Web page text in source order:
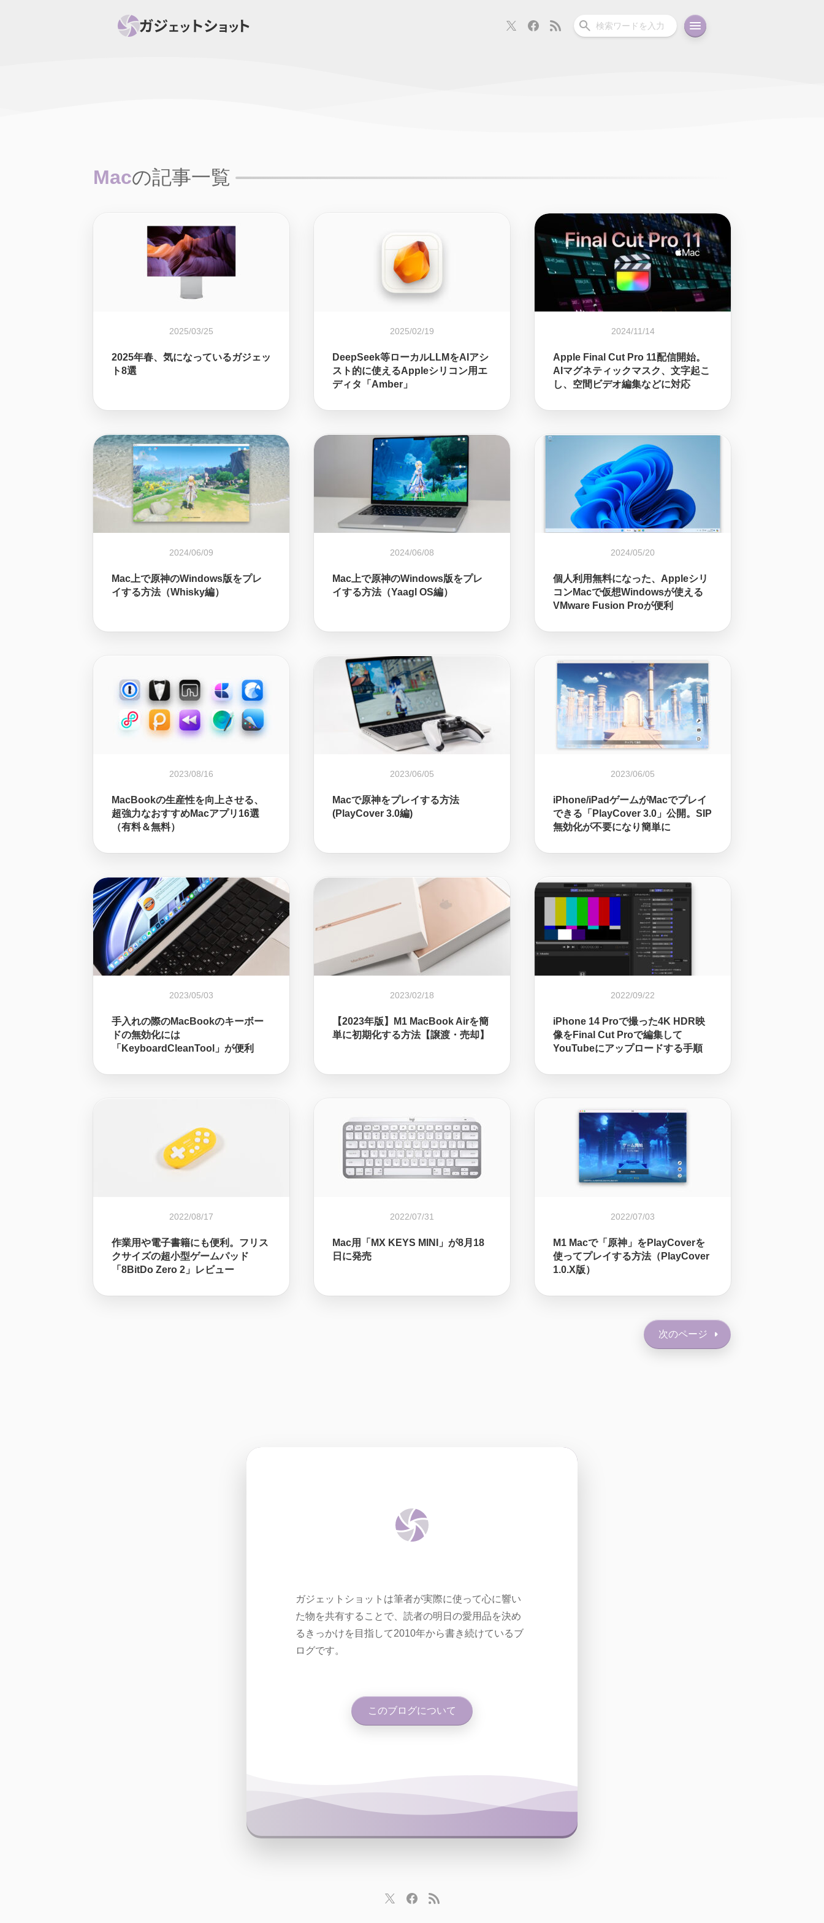
Macの記事一覧
2025/03/25
2025年春、気になっているガジェッ
ト8選
2025/02/19
DeepSeek等ローカルLLMをAIアシ
スト的に使えるAppleシリコン用エ
ディタ「Amber」
2024/11/14
Apple Final Cut Pro 11配信開始。
AIマグネティックマスク、文字起こ
し、空間ビデオ編集などに対応
2024/06/09
Mac上で原神のWindows版をプレ
イする方法（Whisky編）
2024/06/08
Mac上で原神のWindows版をプレ
イする方法（Yaagl OS編）
2024/05/20
個人利用無料になった、Appleシリ
コンMacで仮想Windowsが使える
VMware Fusion Proが便利
2023/08/16
MacBookの生産性を向上させる、
超強力なおすすめMacアプリ16選
（有料＆無料）
2023/06/05
Macで原神をプレイする方法
(PlayCover 3.0編)
2023/06/05
iPhone/iPadゲームがMacでプレイ
できる「PlayCover 3.0」公開。SIP
無効化が不要になり簡単に
2023/05/03
手入れの際のMacBookのキーボー
ドの無効化には
「KeyboardCleanTool」が便利
2023/02/18
【2023年版】M1 MacBook Airを簡
単に初期化する方法【譲渡・売却】
2022/09/22
iPhone 14 Proで撮った4K HDR映
像をFinal Cut Proで編集して
YouTubeにアップロードする手順
2022/08/17
作業用や電子書籍にも便利。フリス
クサイズの超小型ゲームパッド
「8BitDo Zero 2」レビュー
2022/07/31
Mac用「MX KEYS MINI」が8月18
日に発売
2022/07/03
M1 Macで「原神」をPlayCoverを
使ってプレイする方法（PlayCover
1.0.X版）
次のページ
ガジェットショットは筆者が実際に使って心に響い
た物を共有することで、読者の明日の愛用品を決め
るきっかけを目指して2010年から書き続けているブ
ログです。
このブログについて